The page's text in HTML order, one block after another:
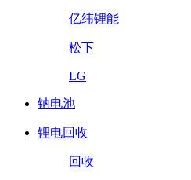
亿纬锂能
松下
LG
钠电池
锂电回收
回收